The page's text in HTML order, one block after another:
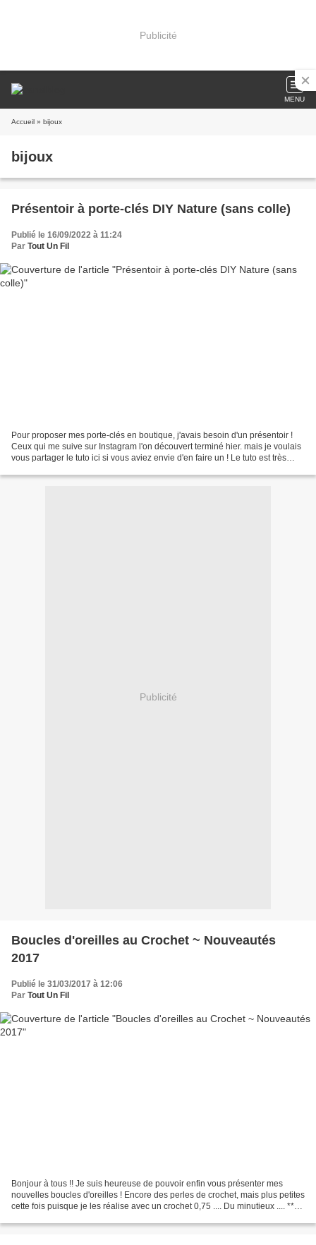
Publicité
MENU
Accueil » bijoux
bijoux
Présentoir à porte-clés DIY Nature (sans colle)
Publié le 16/09/2022 à 11:24
Par Tout Un Fil
Pour proposer mes porte-clés en boutique, j'avais besoin d'un présentoir !
Ceux qui me suive sur Instagram l'on découvert terminé hier. mais je voulais
vous partager le tuto ici si vous aviez envie d'en faire un ! Le tuto est très
Publicité
Boucles d'oreilles au Crochet ~ Nouveautés
2017
Publié le 31/03/2017 à 12:06
Par Tout Un Fil
Bonjour à tous !! Je suis heureuse de pouvoir enfin vous présenter mes
nouvelles boucles d'oreilles ! Encore des perles de crochet, mais plus petites
cette fois puisque je les réalise avec un crochet 0,75 .... Du minutieux .... ****